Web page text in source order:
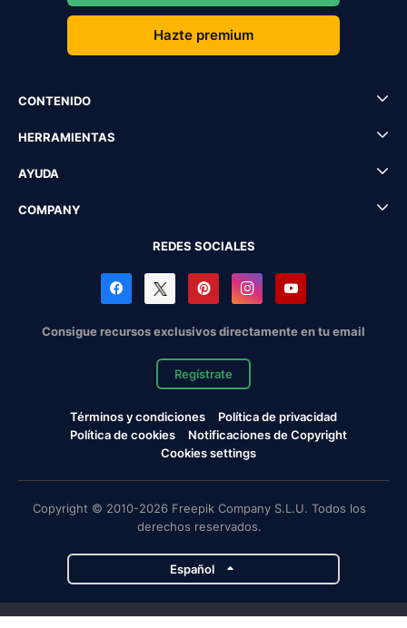
Hazte premium
CONTENIDO
HERRAMIENTAS
AYUDA
COMPANY
REDES SOCIALES
Consigue recursos exclusivos directamente en tu email
Regístrate
Términos y condiciones
Política de privacidad
Política de cookies
Notificaciones de Copyright
Cookies settings
Copyright © 2010-2026 Freepik Company S.L.U. Todos los
derechos reservados.
Español